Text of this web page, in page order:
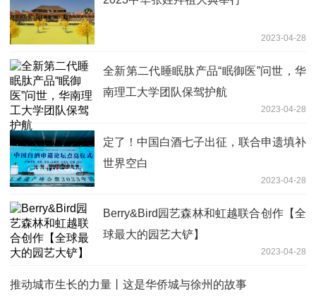
2023-04-28
全新第二代睡眠肽产品“眠御医”问世，华
南理工大学团队保驾护航
2023-04-28
定了！中国白酒七子出征，联合申遗填补
世界空白
2023-04-28
Berry&Bird园艺森林和虹越联合创作【全
球最大的园艺大铲】
2023-04-28
推动城市生长的力量丨这是华侨城与徐州的故事